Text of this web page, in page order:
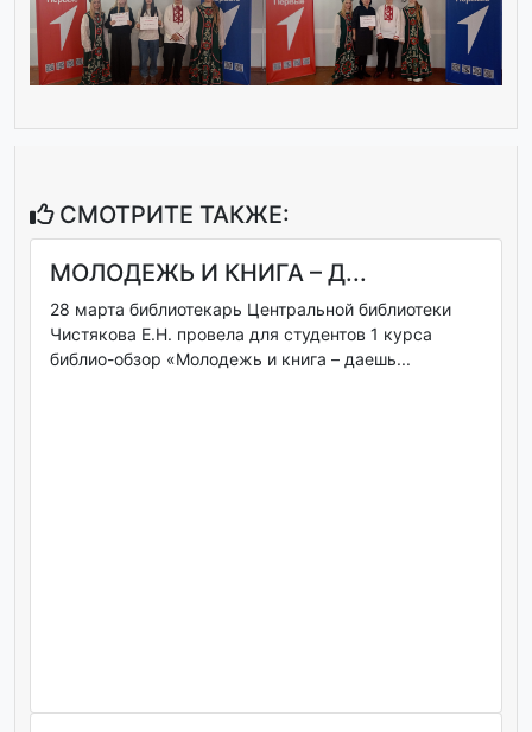
СМОТРИТЕ ТАКЖЕ:
МОЛОДЕЖЬ И КНИГА – Д...
28 марта библиотекарь Центральной библиотеки
Чистякова Е.Н. провела для студентов 1 курса
библио-обзор «Молодежь и книга – даешь...